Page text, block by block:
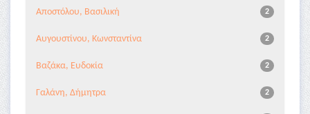
2
Αποστόλου, Βασιλική
2
Αυγουστίνου, Κωνσταντίνα
2
Βαζάκα, Ευδοκία
2
Γαλάνη, Δήμητρα